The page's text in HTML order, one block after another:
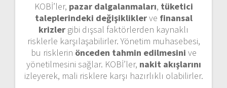
KOBİ’ler, pazar dalgalanmaları, tüketici
taleplerindeki değişikliklerve finansal
krizler gibi dışsal faktörlerden kaynaklı
risklerle karşılaşabilirler. Yönetim muhasebesi,
bu risklerin önceden tahmin edilmesini ve
yönetilmesini sağlar. KOBİ’ler, nakit akışlarını
izleyerek, mali risklere karşı hazırlıklı olabilirler.